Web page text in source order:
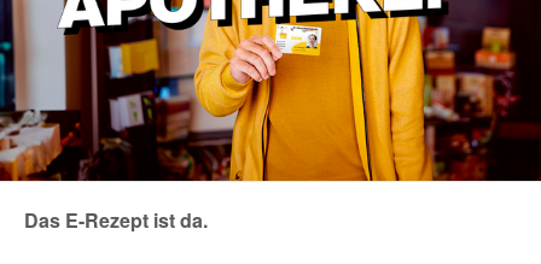
Das E-Rezept ist da.